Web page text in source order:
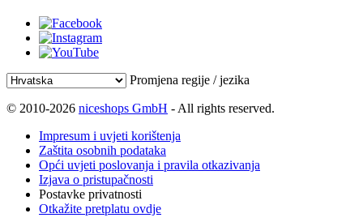
Promjena regije / jezika
© 2010-2026 niceshops GmbH - All rights reserved.
Impresum i uvjeti korištenja
Zaštita osobnih podataka
Opći uvjeti poslovanja i pravila otkazivanja
Izjava o pristupačnosti
Postavke privatnosti
Otkažite pretplatu ovdje